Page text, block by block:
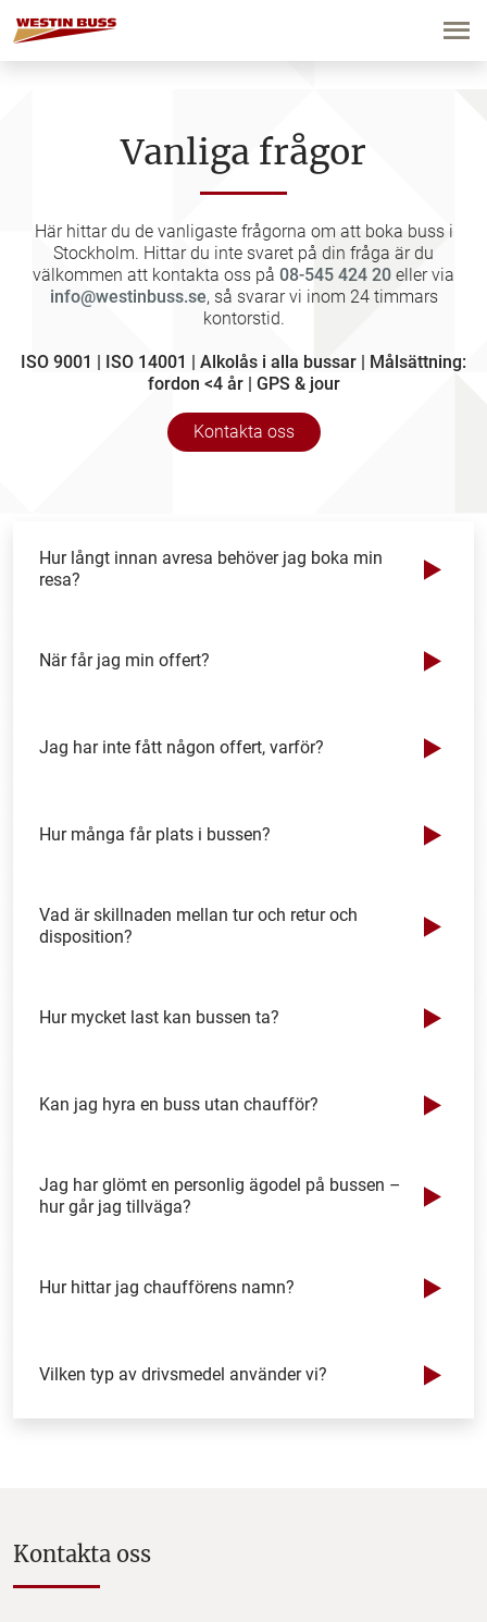
till
Vanliga frågor
Här hittar du de vanligaste frågorna om att boka buss i
Stockholm. Hittar du inte svaret på din fråga är du
välkommen att kontakta oss på 08-545 424 20 eller via
info@westinbuss.se, så svarar vi inom 24 timmars
kontorstid.
ISO 9001 | ISO 14001 | Alkolås i alla bussar | Målsättning:
fordon <4 år | GPS & jour
Kontakta oss
Hur långt innan avresa behöver jag boka min
resa?
När får jag min offert?
Jag har inte fått någon offert, varför?
Hur många får plats i bussen?
Vad är skillnaden mellan tur och retur och
disposition?
Hur mycket last kan bussen ta?
Kan jag hyra en buss utan chaufför?
Jag har glömt en personlig ägodel på bussen –
hur går jag tillväga?
Hur hittar jag chaufförens namn?
Vilken typ av drivsmedel använder vi?
Kontakta oss